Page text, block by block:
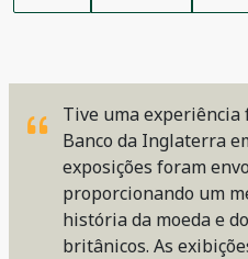
Tive uma
Banco da Inglaterra
exposições foram
proporcionando um
história da moeda e
britânicos. As